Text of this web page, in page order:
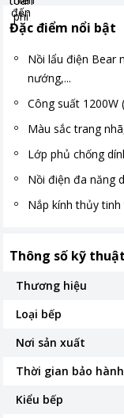
Đặc điểm nổi bật
Nồi lẩu điện Bear
nướng,...
Công suất 1200W
Màu sắc trang
Lớp phủ chống
Nồi điện đa năng
Nắp kính thủy
Thông số kỹ thuật
Thương hiệu
Loại bếp
Nơi sản xuất
Thời gian bảo hành
Kiểu bếp